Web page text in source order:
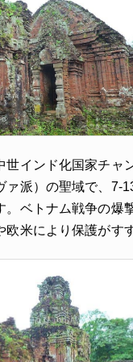
世インド化国家チャ
ァ派）の聖域で、7-
。ベトナム戦争の爆
米により保護がす